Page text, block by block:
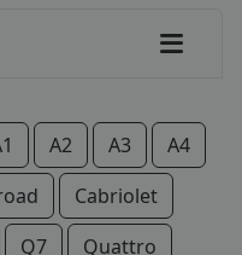
COMPANII
A2 A3
A4
Cabriolet
Q7
Quattro